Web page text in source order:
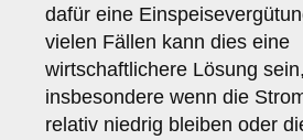
dafür eine
vielen Fällen kann dies eine
wirtschaftlichere Lösung sein,
insbesondere wenn die
relativ niedrig bleiben oder